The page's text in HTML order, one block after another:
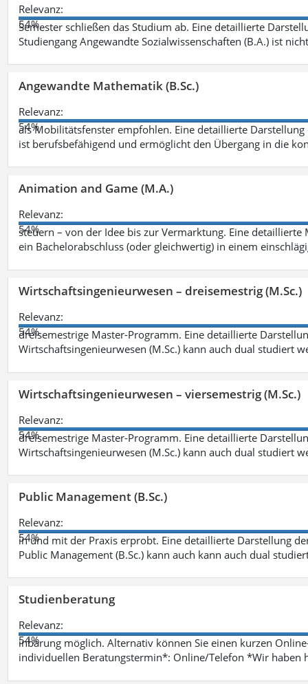
Relevanz:
54%
Semester schließen das Studium ab. Eine detaillierte
Studiengang Angewandte Sozialwissenschaften (B.A.) ist
Angewandte Mathematik (B.Sc.)
Relevanz:
54%
als Mobilitätsfenster empfohlen. Eine detaillierte
ist berufsbefähigend und ermöglicht den Übergang in die
Animation and Game (M.A.)
Relevanz:
54%
steuern – von der Idee bis zur Vermarktung. Eine
ein Bachelorabschluss (oder gleichwertig) in einem
Wirtschaftsingenieurwesen – dreisemestrig (M.Sc.)
Relevanz:
54%
dreisemestrige Master-Programm. Eine detaillierte
Wirtschaftsingenieurwesen (M.Sc.) kann auch dual studiert
Wirtschaftsingenieurwesen – viersemestrig (M.Sc.)
Relevanz:
54%
dreisemestrige Master-Programm. Eine detaillierte
Wirtschaftsingenieurwesen (M.Sc.) kann auch dual studiert
Public Management (B.Sc.)
Relevanz:
54%
in und mit der Praxis erprobt. Eine detaillierte Darstellung
Public Management (B.Sc.) kann auch kann auch dual
Studienberatung
Relevanz:
54%
inbarung möglich. Alternativ können Sie einen kurzen
individuellen Beratungstermin*: Online/Telefon *Wir haben